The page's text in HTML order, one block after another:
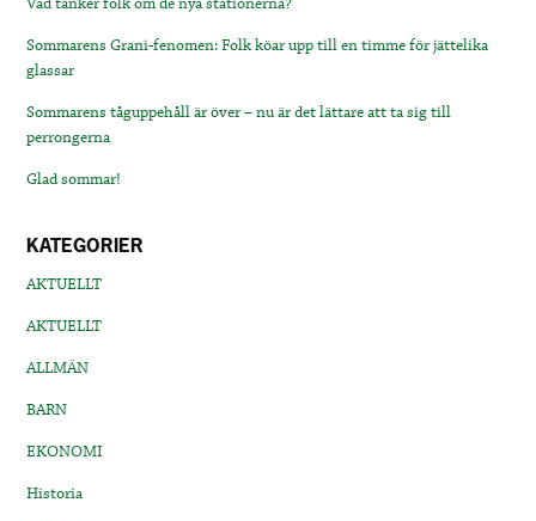
Sommarens Grani-fenomen: Folk köar upp till en timme för jättelika
glassar
Sommarens tåguppehåll är över – nu är det lättare att ta sig till
perrongerna
Glad sommar!
KATEGORIER
AKTUELLT
AKTUELLT
ALLMÄN
BARN
EKONOMI
Historia